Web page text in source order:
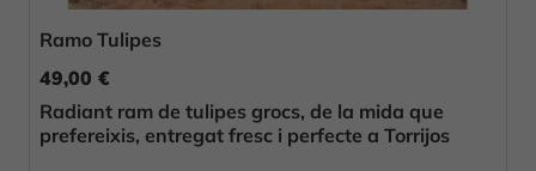
Ramo Tulipes
49,00 €
Radiant ram de tulipes grocs, de la mida que
prefereixis, entregat fresc i perfecte a Torrijos